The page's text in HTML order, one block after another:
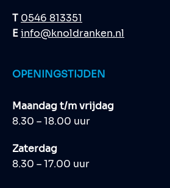
T 0546 813351
Einfo@knoldranken.nl
OPENINGSTIJDEN
Maandag t/m vrijdag
8.30 – 18.00 uur
Zaterdag
8.30 – 17.00 uur